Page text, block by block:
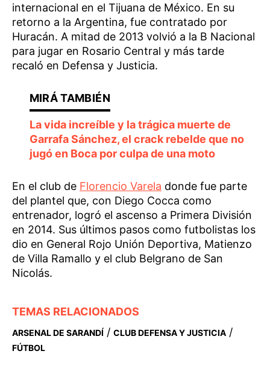
internacional en el Tijuana de México. En su
retorno a la Argentina, fue contratado por
Huracán. A mitad de 2013 volvió a la B Nacional
para jugar en Rosario Central y más tarde
recaló en Defensa y Justicia.
La vida increíble y la trágica muerte de
Garrafa Sánchez, el crack rebelde que no
jugó en Boca por culpa de una moto
En el club de Florencio Varela donde fue parte
del plantel que, con Diego Cocca como
entrenador, logró el ascenso a Primera División
en 2014. Sus últimos pasos como futbolistas los
dio en General Rojo Unión Deportiva, Matienzo
de Villa Ramallo y el club Belgrano de San
Nicolás.
TEMAS RELACIONADOS
ARSENAL DE SARANDÍ / CLUB DEFENSA Y JUSTICIA /
FÚTBOL